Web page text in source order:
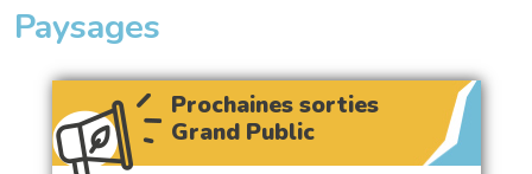
Paysages
Prochaines sorties
Grand Public